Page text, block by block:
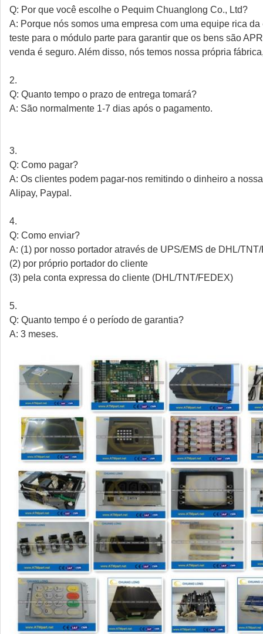
Q: Por que você escolhe o Pequim Chuanglong Co., Ltd?
A: Porque nós somos uma empresa com uma equipe rica
teste para o módulo parte para garantir que os bens são
venda é seguro. Além disso, nós temos nossa própria
2.
Q: Quanto tempo o prazo de entrega tomará?
A: São normalmente 1-7 dias após o pagamento.
3.
Q: Como pagar?
A: Os clientes podem pagar-nos remitindo o dinheiro a
Alipay, Paypal.
4.
Q: Como enviar?
A: (1) por nosso portador através de UPS/EMS de DHL/
(2) por próprio portador do cliente
(3) pela conta expressa do cliente (DHL/TNT/FEDEX)
5.
Q: Quanto tempo é o período de garantia?
A: 3 meses.